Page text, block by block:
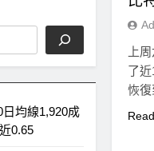
均線1,920成
0.65
上
了
恢